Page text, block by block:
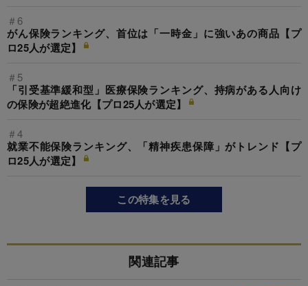
＃6
がん保険ランキング、首位は「一時金」に強いあの商品【プ
ロ25人が選定】
＃5
「引受基準緩和型」医療保険ランキング、持病がある人向け
の保険が超絶進化【プロ25人が選定】
＃4
就業不能保険ランキング、「精神疾患保障」がトレンド【プ
ロ25人が選定】
この特集を見る
関連記事